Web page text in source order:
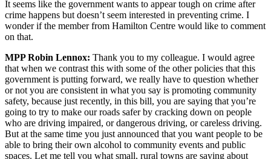
It seems like the government wants to appear tough on crime after
crime happens but doesn’t seem interested in preventing crime. I
wonder if the member from Hamilton Centre would like to comment
on that.
MPP Robin Lennox: Thank you to my colleague. I would agree
that when we contrast this with some of the other policies that this
government is putting forward, we really have to question whether
or not you are consistent in what you say is promoting community
safety, because just recently, in this bill, you are saying that you’re
going to try to make our roads safer by cracking down on people
who are driving impaired, or dangerous driving, or careless driving.
But at the same time you just announced that you want people to be
able to bring their own alcohol to community events and public
spaces. Let me tell you what small, rural towns are saying about